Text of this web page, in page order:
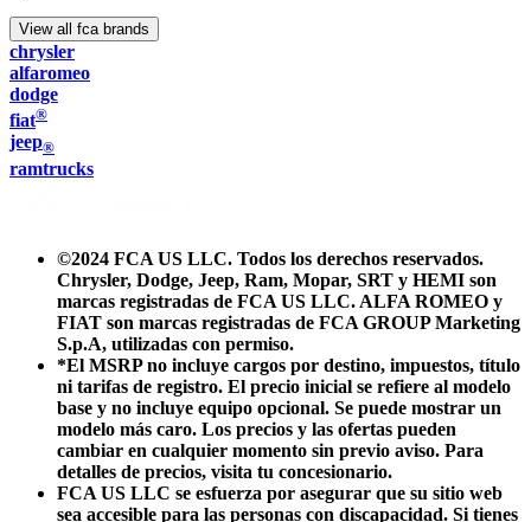
View all fca brands
chrysler
alfaromeo
dodge
fiat®
jeep®
ramtrucks
©2024 FCA US LLC. Todos los derechos reservados.
Chrysler, Dodge, Jeep, Ram, Mopar, SRT y HEMI son
marcas registradas de FCA US LLC. ALFA ROMEO y
FIAT son marcas registradas de FCA GROUP Marketing
S.p.A, utilizadas con permiso.
*El MSRP no incluye cargos por destino, impuestos, título
ni tarifas de registro. El precio inicial se refiere al modelo
base y no incluye equipo opcional. Se puede mostrar un
modelo más caro. Los precios y las ofertas pueden
cambiar en cualquier momento sin previo aviso. Para
detalles de precios, visita tu concesionario.
FCA US LLC se esfuerza por asegurar que su sitio web
sea accesible para las personas con discapacidad. Si tienes